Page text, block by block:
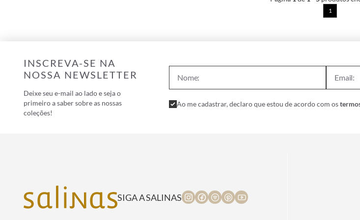
1
INSCREVA-SE NA
NOSSA NEWSLETTER
Deixe seu e-mail ao lado e seja o
primeiro a saber sobre as nossas
coleções!
Ao me cadastrar, declaro que estou de acordo com os
SIGA A SALINAS